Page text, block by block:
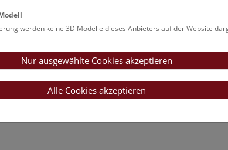
werden keine 3D Modelle dieses Anbieters auf der Website
Nur ausgewählte Cookies akzeptieren
Alle Cookies akzeptieren